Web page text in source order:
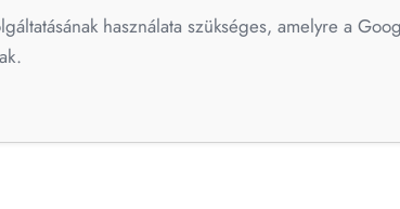
használata szükséges, amelyre a